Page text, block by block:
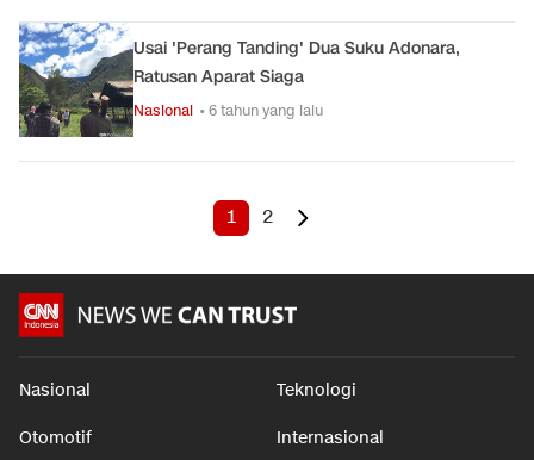
Usai 'Perang Tanding' Dua Suku Adonara,
Ratusan Aparat Siaga
Nasional • 6 tahun yang lalu
1 2
Nasional Teknologi
Otomotif Internasional